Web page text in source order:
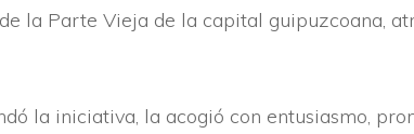
la Parte Vieja de la capital guipuzcoana,
la iniciativa, la acogió con entusiasmo,